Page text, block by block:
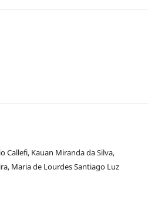
Callefi, Kauan Miranda da Silva,
Maria de Lourdes Santiago Luz